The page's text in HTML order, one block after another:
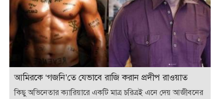
আমিরকে ‘গজনি’তে যেভাবে রাজি করান প্রদীপ রাওয়াত
কিছু অভিনেতার ক্যারিয়ারে একটি মাত্র চরিত্রই এনে দেয় আজীবনের